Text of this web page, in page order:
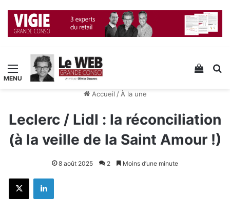
Menu Voir
Accueil / À la une
Leclerc / Lidl : la réconciliation
(à la veille de la Saint Amour !)
8 août 2025 2 Moins d’une minute
X Linkedin